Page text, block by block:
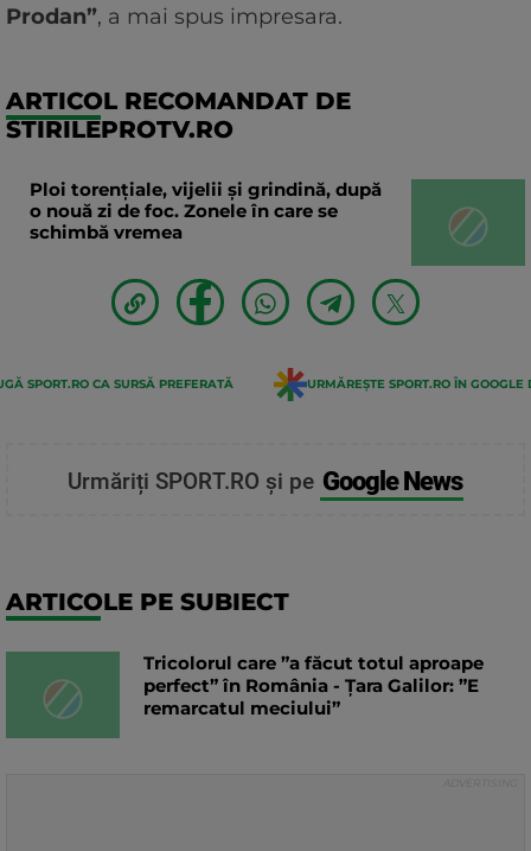
Prodan”, a mai spus impresara.
ARTICOL RECOMANDAT DE
STIRILEPROTV.RO
Ploi torențiale, vijelii și grindină, după
o nouă zi de foc. Zonele în care se
schimbă vremea
SPORT.RO CA SURSĂ PREFERATĂ URMĂREȘTE SPORT.RO ÎN GOOGLE
Urmăriți SPORT.RO și pe Google News
ARTICOLE PE SUBIECT
Tricolorul care ”a făcut totul aproape
perfect” în România - Țara Galilor: ”E
remarcatul meciului”